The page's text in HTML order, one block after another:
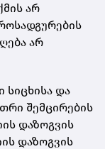
არ
არ
და
შემცირების
დაზოგვის
დაზოგვის